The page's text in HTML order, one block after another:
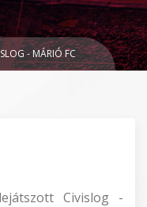
- MÁRIÓ FC
Civislog -